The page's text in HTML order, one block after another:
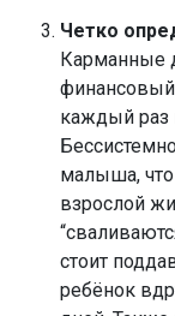
Четко
Карманные
каждый раз
малыша, что
взрослой
стоит
ребёнок